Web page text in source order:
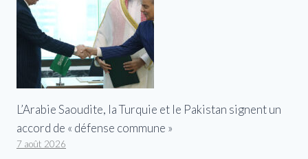
L’Arabie Saoudite, la Turquie et le Pakistan signent un
accord de « défense commune »
7 août 2026